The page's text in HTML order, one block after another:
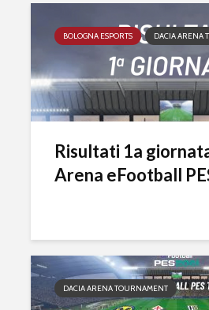
BOLOGNA ESPORTS DACIA ARENA
Risultati 1a
Arena eFootball
DACIA ARENA TOURNAMENT